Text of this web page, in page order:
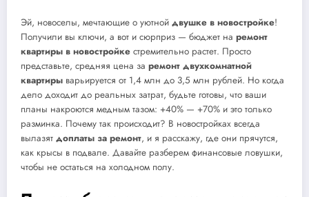
Эй, новоселы, мечтающие о уютной двушке в новостройке!
Получили вы ключи, а вот и сюрприз — бюджет на ремонт
квартиры в новостройке стремительно растет. Просто
представьте, средняя цена за ремонт двухкомнатной
квартиры варьируется от 1,4 млн до 3,5 млн рублей. Но когда
дело доходит до реальных затрат, будьте готовы, что ваши
планы накроются медным тазом: +40% — +70% и это только
разминка. Почему так происходит? В новостройках всегда
вылазят доплаты за ремонт, и я расскажу, где они прячутся,
как крысы в подвале. Давайте разберем финансовые ловушки,
чтобы не остаться на холодном полу.